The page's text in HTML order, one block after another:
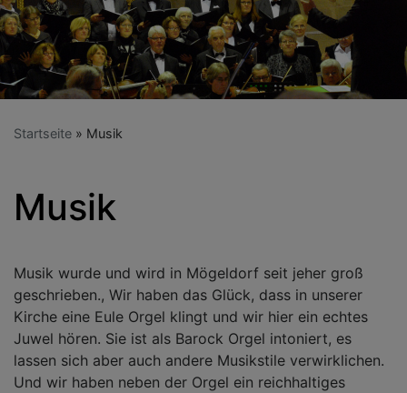
Startseite Musik
Musik
Musik wurde und wird in Mögeldorf seit jeher groß
geschrieben., Wir haben das Glück, dass in unserer
Kirche eine Eule Orgel klingt und wir hier ein echtes
Juwel hören. Sie ist als Barock Orgel intoniert, es
lassen sich aber auch andere Musikstile verwirklichen.
Und wir haben neben der Orgel ein reichhaltiges